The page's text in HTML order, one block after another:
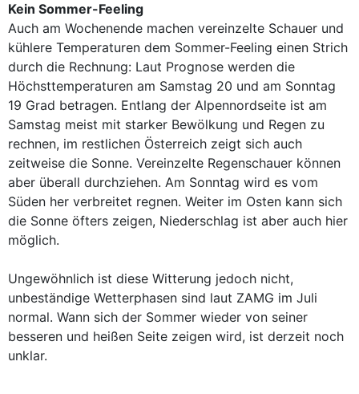
Kein Sommer-Feeling
Auch am Wochenende machen vereinzelte Schauer und
kühlere Temperaturen dem Sommer-Feeling einen Strich
durch die Rechnung: Laut Prognose werden die
Höchsttemperaturen am Samstag 20 und am Sonntag
19 Grad betragen. Entlang der Alpennordseite ist am
Samstag meist mit starker Bewölkung und Regen zu
rechnen, im restlichen Österreich zeigt sich auch
zeitweise die Sonne. Vereinzelte Regenschauer können
aber überall durchziehen. Am Sonntag wird es vom
Süden her verbreitet regnen. Weiter im Osten kann sich
die Sonne öfters zeigen, Niederschlag ist aber auch hier
möglich.
Ungewöhnlich ist diese Witterung jedoch nicht,
unbeständige Wetterphasen sind laut ZAMG im Juli
normal. Wann sich der Sommer wieder von seiner
besseren und heißen Seite zeigen wird, ist derzeit noch
unklar.